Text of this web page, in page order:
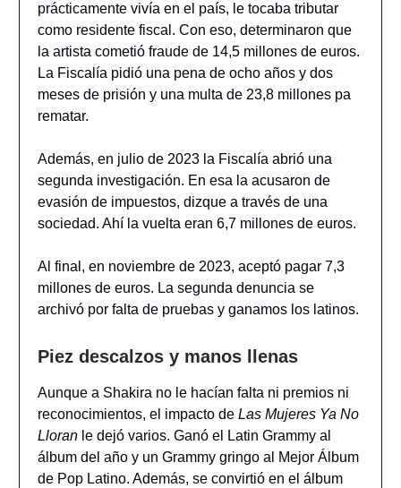
prácticamente vivía en el país, le tocaba tributar
como residente fiscal. Con eso, determinaron que
la artista cometió fraude de 14,5 millones de euros.
La Fiscalía pidió una pena de ocho años y dos
meses de prisión y una multa de 23,8 millones pa
rematar.
Además, en julio de 2023 la Fiscalía abrió una
segunda investigación. En esa la acusaron de
evasión de impuestos, dizque a través de una
sociedad. Ahí la vuelta eran 6,7 millones de euros.
Al final, en noviembre de 2023, aceptó pagar 7,3
millones de euros. La segunda denuncia se
archivó por falta de pruebas y ganamos los latinos.
Piez descalzos y manos llenas
Aunque a Shakira no le hacían falta ni premios ni
reconocimientos, el impacto de Las Mujeres Ya No
Lloran le dejó varios. Ganó el Latin Grammy al
álbum del año y un Grammy gringo al Mejor Álbum
de Pop Latino. Además, se convirtió en el álbum